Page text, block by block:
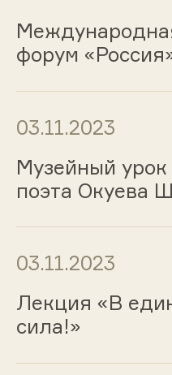
форум
03.11.2023
Музейный урок
поэта Окуева
03.11.2023
Лекция «В
сила!»